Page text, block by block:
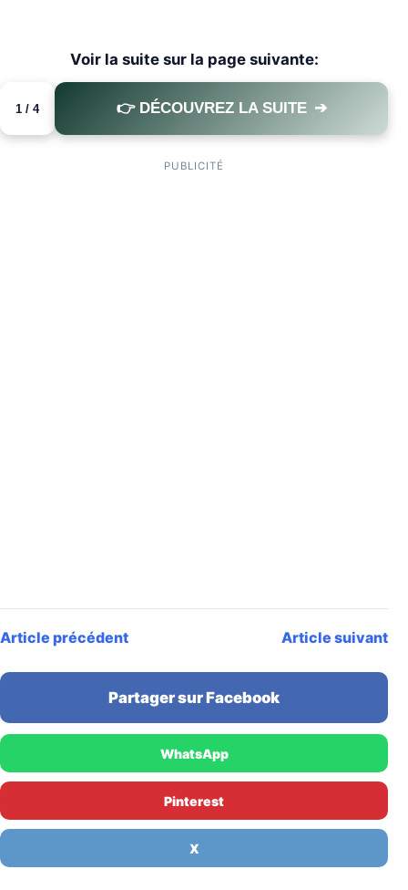
Voir la suite sur la page suivante:
1 / 4 👉 DÉCOUVREZ LA SUITE ➔
PUBLICITÉ
Article précédent Article suivant
Partager sur Facebook
WhatsApp
Pinterest
X